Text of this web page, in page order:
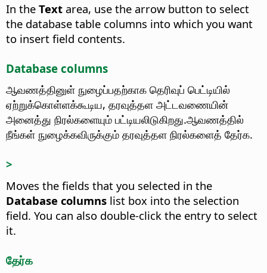
In the Text area, use the arrow button to select
the database table columns into which you want
to insert field contents.
Database columns
ஆவணத்தினுள் நுழைப்பதற்காக தெரிவுப் பெட்டியில்
ஏற்றுக்கொள்ளக்கூடிய, தரவுத்தள அட்டவணையின்
அனைத்து நிரல்களையும் பட்டியலிடுகிறது.ஆவணத்தில்
நீங்கள் நுழைக்கவிருக்கும் தரவுத்தள நிரல்களைத் தேர்க.
>
Moves the fields that you selected in the
Database columns list box into the selection
field. You can also double-click the entry to select
it.
தேர்க